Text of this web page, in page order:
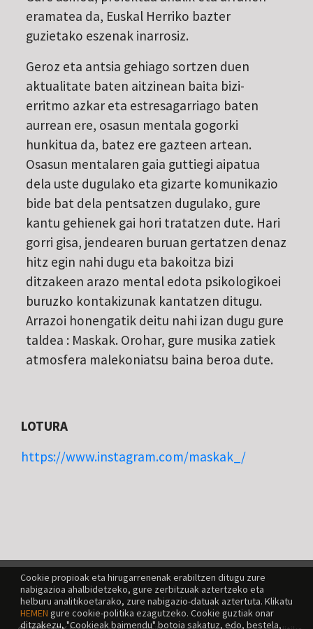
Cookie propioak eta hirugarrenenak erabiltzen ditugu zure
nabigazioa ahalbidetzeko, gure zerbitzuak aztertzeko eta
helburu analitikoetarako, zure nabigazio-datuak aztertuta. Klikatu
HEMEN gure cookie-politika ezagutzeko. Cookie guztiak onar
ditzakezu, "Cookieak baimendu" botoia sakatuz, edo, bestela,
eramatea da, Euskal Herriko bazter
guzietako eszenak inarrosiz.
Geroz eta antsia gehiago sortzen duen
aktualitate baten aitzinean baita bizi-
erritmo azkar eta estresagarriago baten
aurrean ere, osasun mentala gogorki
hunkitua da, batez ere gazteen artean.
Osasun mentalaren gaia guttiegi aipatua
dela uste dugulako eta gizarte komunikazio
bide bat dela pentsatzen dugulako, gure
kantu gehienek gai hori tratatzen dute. Hari
gorri gisa, jendearen buruan gertatzen denaz
hitz egin nahi dugu eta bakoitza bizi
ditzakeen arazo mental edota psikologikoei
buruzko kontakizunak kantatzen ditugu.
Arrazoi honengatik deitu nahi izan dugu gure
taldea : Maskak. Orohar, gure musika zatiek
atmosfera malekoniatsu baina beroa dute.
LOTURA
https://www.instagram.com/maskak_/